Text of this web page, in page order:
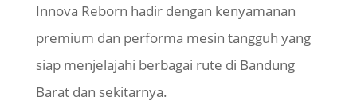
Innova Reborn hadir dengan kenyamanan
premium dan performa mesin tangguh yang
siap menjelajahi berbagai rute di Bandung
Barat dan sekitarnya.